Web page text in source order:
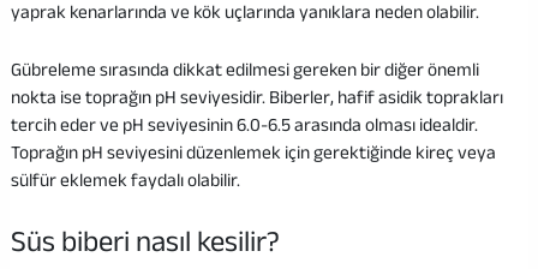
yaprak kenarlarında ve kök uçlarında yanıklara neden olabilir.
Gübreleme sırasında dikkat edilmesi gereken bir diğer önemli
nokta ise toprağın pH seviyesidir. Biberler, hafif asidik toprakları
tercih eder ve pH seviyesinin 6.0-6.5 arasında olması idealdir.
Toprağın pH seviyesini düzenlemek için gerektiğinde kireç veya
sülfür eklemek faydalı olabilir.
Süs biberi nasıl kesilir?